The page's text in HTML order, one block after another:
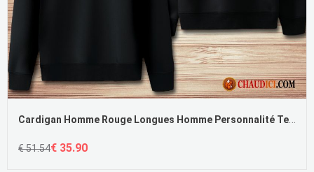
Cardigan Homme Rouge Longues Homme Personnalité Tendance Carpe
€ 51.54€ 35.90